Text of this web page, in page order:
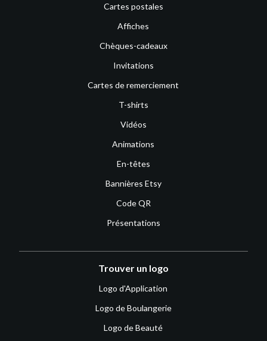
Cartes postales
Affiches
Chèques-cadeaux
Invitations
Cartes de remerciement
T-shirts
Vidéos
Animations
En-têtes
Bannières Etsy
Code QR
Présentations
Trouver un logo
Logo d'Application
Logo de Boulangerie
Logo de Beauté